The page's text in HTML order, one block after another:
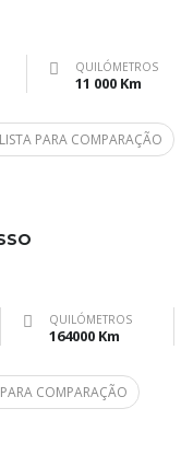
QUILÓMETROS
11 000 Km
PARA COMPARAÇÃO
QUILÓMETROS
164000 Km
COMPARAÇÃO